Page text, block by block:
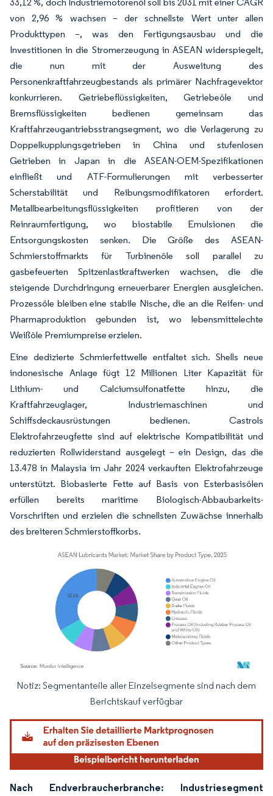
von 2,96 % wachsen – der schnellste Wert unter allen
Produkttypen –, was den Fertigungsausbau und die
Investitionen in die Stromerzeugung in ASEAN widerspiegelt,
die nun mit der Ausweitung des
Personenkraftfahrzeugbestands als primärer Nachfragevektor
konkurrieren. Getriebeflüssigkeiten, Getriebeöle und
Bremsflüssigkeiten bedienen gemeinsam das
Kraftfahrzeugantriebsstrangsegment, wo die Verlagerung zu
Doppelkupplungsgetrieben in China und stufenlosen
Getrieben in Japan in die ASEAN-OEM-Spezifikationen
einfließt und ATF-Formulierungen mit verbesserter
Scherstabilität und Reibungsmodifikatoren erfordert.
Metallbearbeitungsflüssigkeiten profitieren von der
Reinraumfertigung, wo biostabile Emulsionen die
Entsorgungskosten senken. Die Größe des ASEAN-
Schmierstoffmarkts für Turbinenöle soll parallel zu
gasbefeuerten Spitzenlastkraftwerken wachsen, die die
steigende Durchdringung erneuerbarer Energien ausgleichen.
Prozessöle bleiben eine stabile Nische, die an die Reifen- und
Pharmaproduktion gebunden ist, wo lebensmittelechte
Weißöle Premiumpreise erzielen.
Eine dedizierte Schmierfettwelle entfaltet sich. Shells neue
indonesische Anlage fügt 12 Millionen Liter Kapazität für
Lithium- und Calciumsulfonatfette hinzu, die
Kraftfahrzeuglager, Industriemaschinen und
Schiffsdeckausrüstungen bedienen. Castrols
Elektrofahrzeugfette sind auf elektrische Kompatibilität und
reduzierten Rollwiderstand ausgelegt – ein Design, das die
13.478 in Malaysia im Jahr 2024 verkauften Elektrofahrzeuge
unterstützt. Biobasierte Fette auf Basis von Esterbasisölen
erfüllen bereits maritime Biologisch-Abbaubarkeits-
Vorschriften und erzielen die schnellsten Zuwächse innerhalb
des breiteren Schmierstoffkorbs.
Bild © Mordor Intelligence. Wiederverwendung erfordert Namensnennung
Notiz: Segmentanteile aller Einzelsegmente sind nach dem
Berichtskauf verfügbar
Nach Endverbraucherbranche: Industriesegment